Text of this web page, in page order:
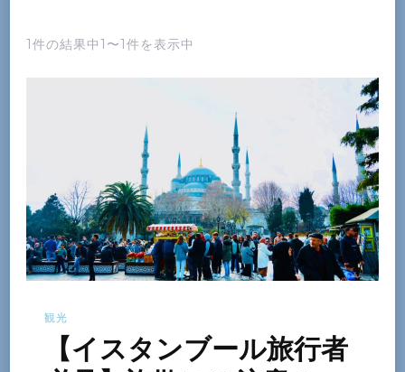
1件の結果中1〜1件を表示中
観光
【イスタンブール旅行者